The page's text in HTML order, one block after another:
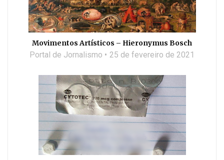
Movimentos Artísticos – Hieronymus Bosch
Portal de Jornalismo 25 de fevereiro de 2021